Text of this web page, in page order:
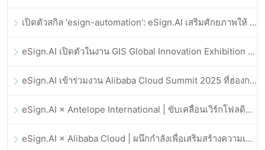
เปิดตัวสกิล 'esign-automation': eSign.AI เสริมศักยภาพให้ OpenClaw ด้วยลายเซ็นอิเล็กทรอนิกส์อัตโนมัติ
eSign.AI เปิดตัวในงาน GIS Global Innovation Exhibition 2025
eSign.AI เข้าร่วมงาน Alibaba Cloud Summit 2025 ที่ฮ่องกง เพื่อขับเคลื่อนนวัตกรรมคลาวด์ที่ขับเคลื่อนด้วย AI และความเชื่อมั่นทางดิจิทัล
eSign.AI × Antelope International | ขับเคลื่อนเวิร์กโฟลดิจิทัลที่ปลอดภัยและขับเคลื่อนด้วย AI
eSign.AI × Alibaba Cloud | ผนึกกำลังเพื่อเสริมสร้างความเชื่อมั่นดิจิทัลระดับโลกสำหรับฟินเทค